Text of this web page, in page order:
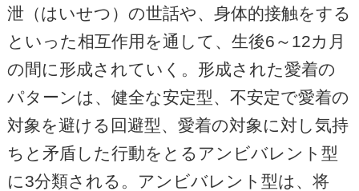
泄（はいせつ）の世話や、身体的接触をする
といった相互作用を通して、生後6～12カ月
の間に形成されていく。形成された愛着の
パターンは、健全な安定型、不安定で愛着の
対象を避ける回避型、愛着の対象に対し気持
ちと矛盾した行動をとるアンビバレント型
に3分類される。アンビバレント型は、将